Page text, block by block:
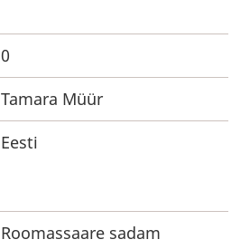
0
Tamara Müür
Eesti
Roomassaare sadam